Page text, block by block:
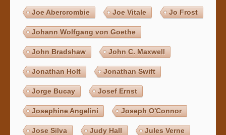
Joe Abercrombie Joe Vitale Jo Frost
Johann Wolfgang von Goethe
John Bradshaw John C. Maxwell
Jonathan Holt Jonathan Swift
Jorge Bucay Josef Ernst
Josephine Angelini Joseph O'Connor
Jose Silva Judy Hall Jules Verne